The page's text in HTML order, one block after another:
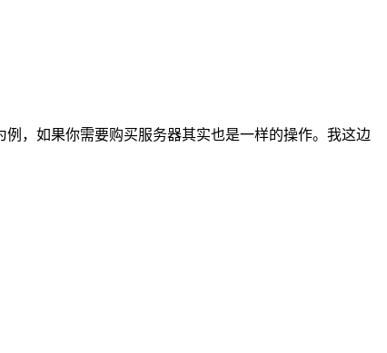
，如果你需要购买服务器其实也是一样的操作。我这边